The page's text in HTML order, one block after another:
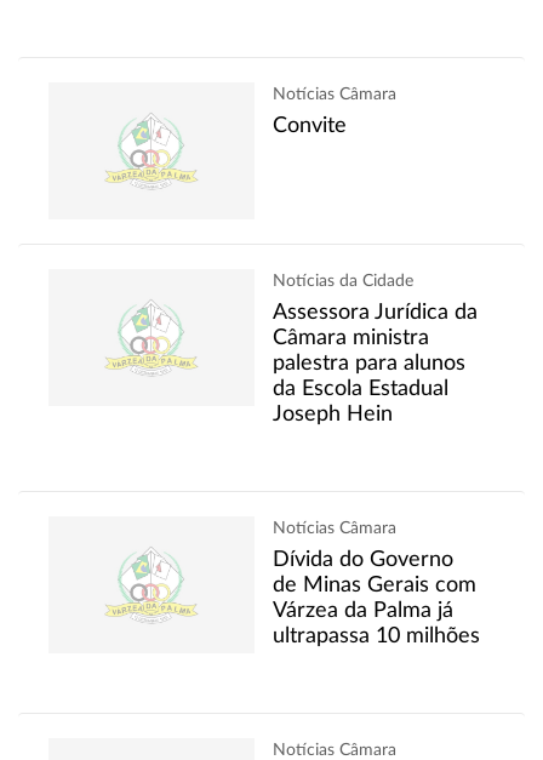
Notícias Câmara
Convite
Notícias da Cidade
Assessora Jurídica da
Câmara ministra
palestra para alunos
da Escola Estadual
Joseph Hein
Notícias Câmara
Dívida do Governo
de Minas Gerais com
Várzea da Palma já
ultrapassa 10 milhões
Notícias Câmara